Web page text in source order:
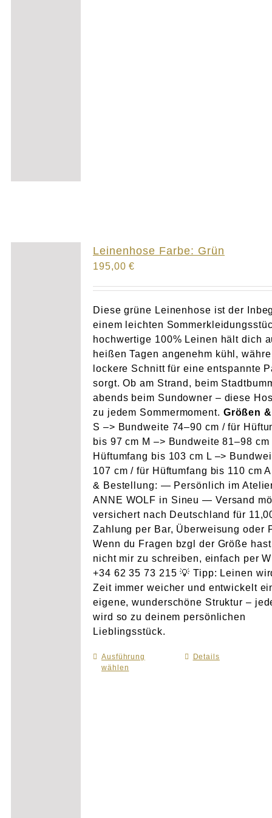
Leinenhose Farbe: Grün
195,00€
Diese grüne Leinenhose ist der
einem leichten
hochwertige 100% Leinen hält dich
heißen Tagen angenehm kühl,
lockere Schnitt für eine entspannte
sorgt. Ob am Strand, beim
abends beim Sundowner – diese
zu jedem Sommermoment. Größen
S –> Bundweite 74–90 cm / für
bis 97 cm M –> Bundweite 81–98 cm
Hüftumfang bis 103 cm L –>
107 cm / für Hüftumfang bis 110 cm
& Bestellung: — Persönlich im
ANNE WOLF in Sineu — Versand
versichert nach Deutschland für
Zahlung per Bar, Überweisung oder
Wenn du Fragen bzgl der Größe
nicht mir zu schreiben, einfach per
+34 62 35 73 215 💡 Tipp: Leinen
Zeit immer weicher und entwickelt
eigene, wunderschöne Struktur –
wird so zu deinem persönlichen
Lieblingsstück.
Ausführung
wählen
Dieses
Details